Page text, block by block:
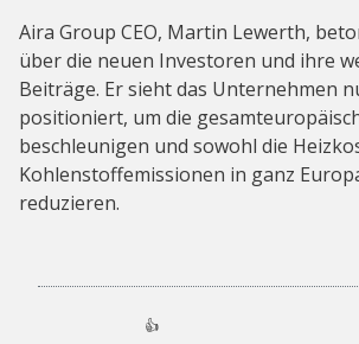
Aira Group CEO, Martin Lewerth,
über die neuen Investoren und ihre
Beiträge. Er sieht das Unternehmen
positioniert, um die
beschleunigen und sowohl die
Kohlenstoffemissionen in ganz
reduzieren.
👍